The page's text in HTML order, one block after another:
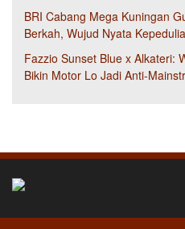
BRI Cabang Mega Kuningan
Berkah, Wujud Nyata
Fazzio Sunset Blue x Alkateri:
Bikin Motor Lo Jadi Anti-